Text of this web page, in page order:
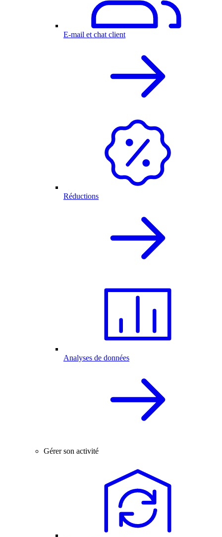
E-mail et chat client
Réductions
Analyses de données
Gérer son activité